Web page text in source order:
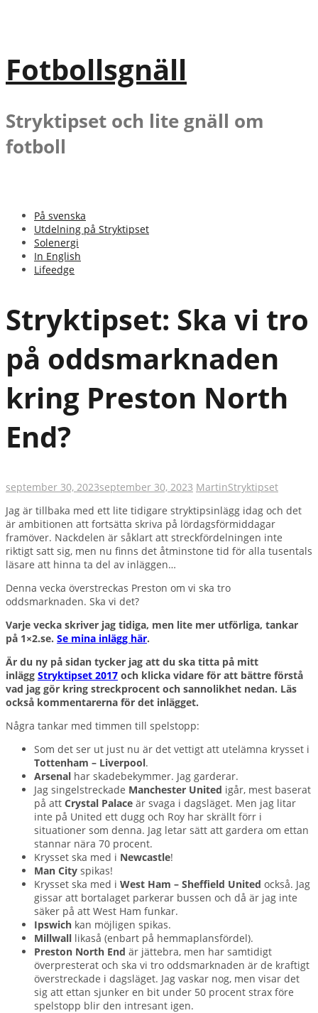
Fotbollsgnäll
Stryktipset och lite gnäll om
fotboll
På svenska
Utdelning på Stryktipset
Solenergi
In English
Lifeedge
Stryktipset: Ska vi tro
på oddsmarknaden
kring Preston North
End?
september 30, 2023september 30, 2023 MartinStryktipset
Jag är tillbaka med ett lite tidigare stryktipsinlägg idag och det
är ambitionen att fortsätta skriva på lördagsförmiddagar
framöver. Nackdelen är såklart att streckfördelningen inte
riktigt satt sig, men nu finns det åtminstone tid för alla tusentals
läsare att hinna ta del av inläggen…
Denna vecka överstreckas Preston om vi ska tro
oddsmarknaden. Ska vi det?
Varje vecka skriver jag tidiga, men lite mer utförliga, tankar
på 1×2.se. Se mina inlägg här.
Är du ny på sidan tycker jag att du ska titta på mitt
inlägg Stryktipset 2017 och klicka vidare för att bättre förstå
vad jag gör kring streckprocent och sannolikhet nedan. Läs
också kommentarerna för det inlägget.
Några tankar med timmen till spelstopp:
Som det ser ut just nu är det vettigt att utelämna krysset i
Tottenham – Liverpool.
Arsenal har skadebekymmer. Jag garderar.
Jag singelstreckade Manchester United igår, mest baserat
på att Crystal Palace är svaga i dagsläget. Men jag litar
inte på United ett dugg och Roy har skrällt förr i
situationer som denna. Jag letar sätt att gardera om ettan
stannar nära 70 procent.
Krysset ska med i Newcastle!
Man City spikas!
Krysset ska med i West Ham – Sheffield United också. Jag
gissar att bortalaget parkerar bussen och då är jag inte
säker på att West Ham funkar.
Ipswich kan möjligen spikas.
Millwall likaså (enbart på hemmaplansfördel).
Preston North End är jättebra, men har samtidigt
överpresterat och ska vi tro oddsmarknaden är de kraftigt
överstreckade i dagsläget. Jag vaskar nog, men visar det
sig att ettan sjunker en bit under 50 procent strax före
spelstopp blir den intresant igen.